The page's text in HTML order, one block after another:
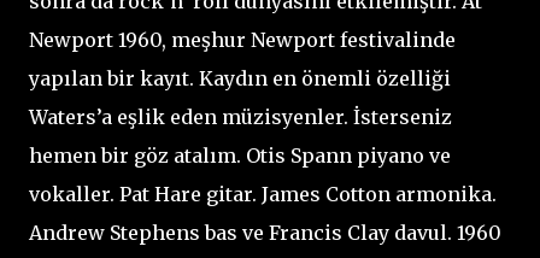
Newport 1960, meşhur Newport festivalinde
yapılan bir kayıt. Kaydın en önemli özelliği
Waters’a eşlik eden müzisyenler. İsterseniz
hemen bir göz atalım. Otis Spann piyano ve
vokaller. Pat Hare gitar. James Cotton armonika.
Andrew Stephens bas ve Francis Clay davul. 1960